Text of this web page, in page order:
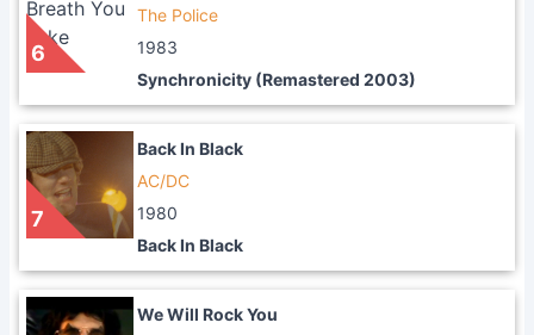
6
The Police
1983
Synchronicity (Remastered 2003)
7
Back In Black
AC/DC
1980
Back In Black
We Will Rock You